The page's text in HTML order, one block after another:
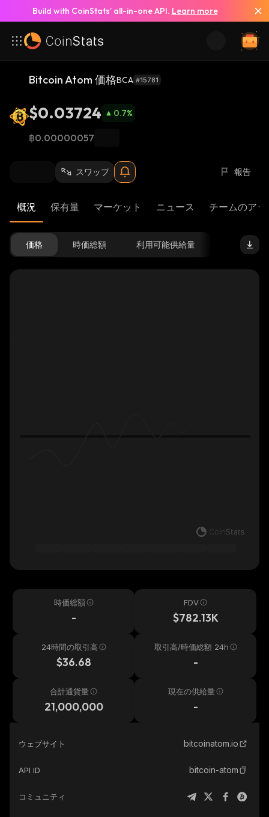
Build with CoinStats’ all-in-one API. Learn more
Bitcoin Atom 価格BCA #15781
$0.03724 0.7%
฿0.00000057
スワップ 報告
概況 保有量 マーケット ニュース チームのア
価格 時価総額 利用可能供給量
時価総額
-
FDV
$782.13K
24時間の取引高
$36.68
取引高/時価総額 24h
-
合計通貨量
21,000,000
現在の供給量
-
ウェブサイト bitcoinatom.io
API ID bitcoin-atom
コミュニティ